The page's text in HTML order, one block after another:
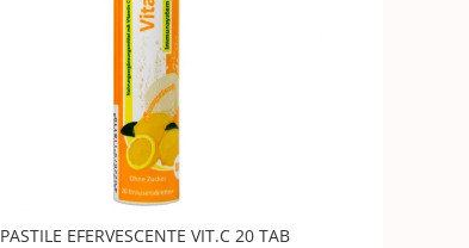
PASTILE EFERVESCENTE VIT.C 20 TAB